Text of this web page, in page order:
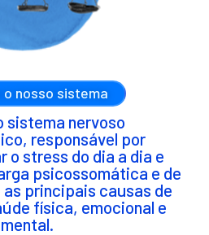
o nosso sistema
sistema nervoso
responsável por
o stress do dia a dia e
psicossomática e de
principais causas de
física, emocional e
mental.